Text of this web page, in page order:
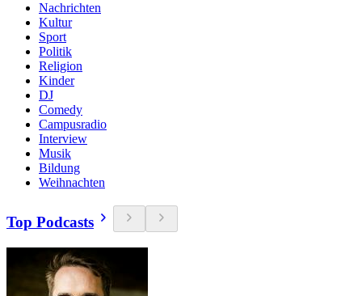
Nachrichten
Kultur
Sport
Politik
Religion
Kinder
DJ
Comedy
Campusradio
Interview
Musik
Bildung
Weihnachten
Top Podcasts